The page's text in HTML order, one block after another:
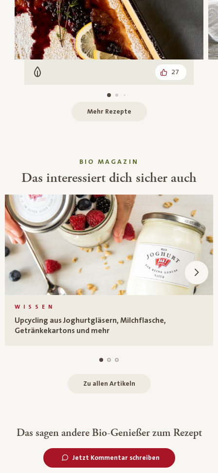
Vegetarisch 27
Mehr Rezepte
BIO MAGAZIN
Das interessiert dich sicher auch
WISSEN
Upcycling aus Joghurtgläsern, Milchflasche,
Getränkekartons und mehr
Zu allen Artikeln
Das sagen andere Bio-Genießer zum Rezept
Jetzt Kommentar schreiben